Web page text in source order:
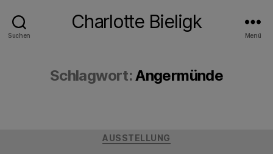
Suchen
Charlotte Bieligk
Menü
Schlagwort:Angermünde
Kategorien
AUSSTELLUNG